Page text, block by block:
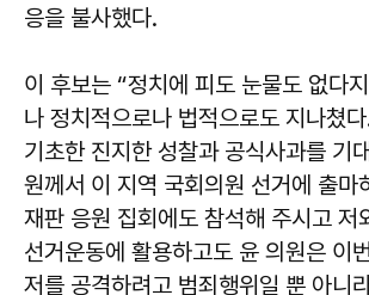
응을 불사했다.
이 후보는 “정치에 피도 눈물도 없다
나 정치적으로나 법적으로도 지나쳤
기초한 진지한 성찰과 공식사과를 기
원께서 이 지역 국회의원 선거에 출마
재판 응원 집회에도 참석해 주시고 저
선거운동에 활용하고도 윤 의원은 이
저를 공격하려고 범죄행위일 뿐 아니